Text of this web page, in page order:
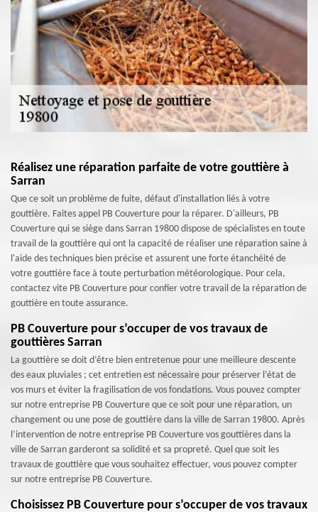
Réalisez une réparation parfaite de votre gouttière à
Sarran
Que ce soit un problème de fuite, défaut d'installation liés à votre
gouttière. Faites appel PB Couverture pour la réparer. D'ailleurs, PB
Couverture qui se siège dans Sarran 19800 dispose de spécialistes en toute
travail de la gouttière qui ont la capacité de réaliser une réparation saine à
l'aide des techniques bien précise et assurent une forte étanchéité de
votre gouttière face à toute perturbation météorologique. Pour cela,
contactez vite PB Couverture pour confier votre travail de la réparation de
gouttière en toute assurance.
PB Couverture pour s’occuper de vos travaux de
gouttières Sarran
La gouttière se doit d’être bien entretenue pour une meilleure descente
des eaux pluviales ; cet entretien est nécessaire pour préserver l’état de
vos murs et éviter la fragilisation de vos fondations. Vous pouvez compter
sur notre entreprise PB Couverture que ce soit pour une réparation, un
changement ou une pose de gouttière dans la ville de Sarran 19800. Après
l’intervention de notre entreprise PB Couverture vos gouttières dans la
ville de Sarran garderont sa solidité et sa propreté. Quel que soit les
travaux de gouttière que vous souhaitez effectuer, vous pouvez compter
sur notre entreprise PB Couverture.
Choisissez PB Couverture pour s’occuper de vos travaux